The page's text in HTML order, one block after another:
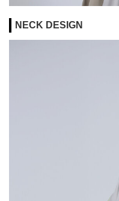
NECK DESIGN